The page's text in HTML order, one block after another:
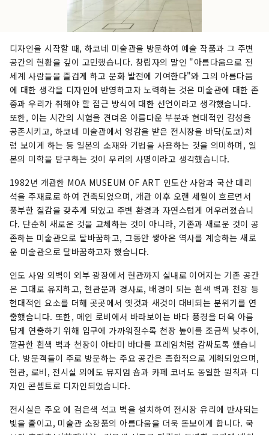
디자인을 시작할 때, 하코네 미술관을 방문하여 예술 작품과 그 주변
공간의 현황을 깊이 고민했습니다. 창립자의 말인 "아름다움으로 전
세계 사람들을 즐겁게 하고 문화 발전에 기여한다"와 그의 아름다움
에 대한 생각을 디자인에 반영하고자 노력하는 것은 미술관에 대한 존
중과 우리가 취해야 할 접근 방식에 대한 선언이라고 생각했습니다.
또한, 이는 시간의 시험을 견뎌온 아름다운 부분과 현대적인 감성을
공존시키고, 하코네 미술관에서 영감을 받은 전시장을 바닥(도코)처
럼 보이게 하는 등 일본의 소재와 기법을 사용하는 것을 의미하며, 일
본의 미학을 탐구하는 것이 우리의 사명이라고 생각했습니다.
1982년 개관한 MOA MUSEUM OF ART 인도산 사암과 국산 대리
석을 주재료로 하여 건축되었으며, 개관 이후 오랜 세월이 흐르면서
풍부한 질감을 갖추게 되었고 주변 환경과 자연스럽게 어우러졌습니
다. 단순히 새로운 것을 교체하는 것이 아니라, 기존과 새로운 것이 공
존하는 미술관으로 탈바꿈하고, 그동안 쌓아온 역사를 계승하는 새로
운 미술관으로 탈바꿈하고자 했습니다.
인도 사암 외벽이 외부 광장에서 현관까지 실내로 이어지는 기존 공간
은 그대로 유지하고, 현관문과 경사로, 배경이 되는 흰색 벽과 천장 등
현대적인 요소를 더해 곳곳에서 옛것과 새것이 대비되는 분위기를 연
출했습니다. 또한, 메인 로비에서 바라보이는 바다 풍경을 더욱 아름
답게 연출하기 위해 입구에 가까워질수록 천장 높이를 조금씩 낮추어,
깔끔한 흰색 벽과 천장이 아타미 바다를 프레임처럼 감싸도록 했습니
다. 방문객들이 주로 방문하는 주요 공간은 종합적으로 계획되었으며,
현관, 로비, 전시실 외에도 뮤지엄 숍과 카페 코너도 동일한 원칙과 디
자인 콘셉트로 디자인되었습니다.
전시실은 주오 에 검은색 석고 벽을 설치하여 전시장 유리에 반사되는
빛을 줄이고, 미술관 소장품의 아름다움을 더욱 돋보이게 합니다. 국